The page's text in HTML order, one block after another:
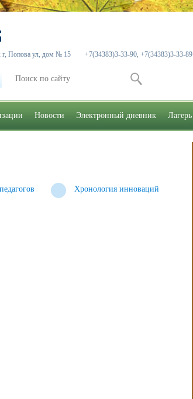
Хронология инноваций
г, Попова ул, дом № 15 +7(34383)3-33-90, +7(34383)3-33-89
Новости Электронный дневник Лагерь